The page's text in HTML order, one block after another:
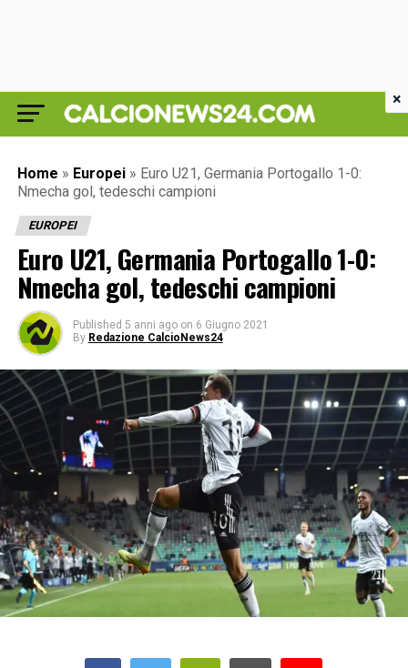
Home » Europei » Euro U21, Germania Portogallo 1-0:
Nmecha gol, tedeschi campioni
EUROPEI
Euro U21, Germania Portogallo 1-0:
Nmecha gol, tedeschi campioni
Published 5 anni ago on 6 Giugno 2021
By Redazione CalcioNews24
×